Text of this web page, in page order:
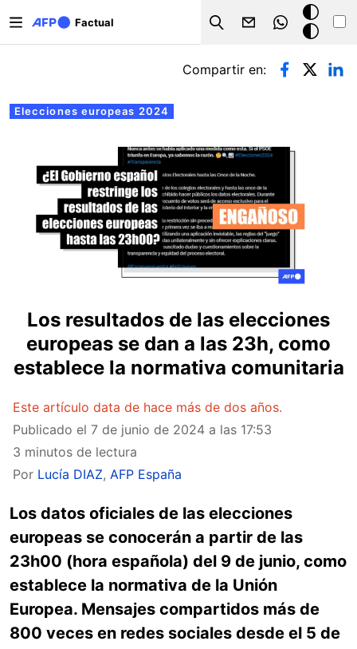
Factual
Search
Modo
oscuro
Solapas principales
Elecciones europeas 2024
Compartir en:
Los resultados de las elecciones
europeas se dan a las 23h, como
establece la normativa comunitaria
Este artículo data de hace más de dos años.
Publicado el 7 de junio de 2024 a las 17:53
3 minutos de lectura
Por Lucía DIAZ, AFP España
Los datos oficiales de las elecciones
europeas se conocerán a partir de las
23h00 (hora española) del 9 de junio, como
establece la normativa de la Unión
Europea. Mensajes compartidos más de
800 veces en redes sociales desde el 5 de